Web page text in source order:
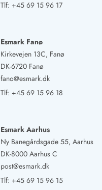
Tlf: +45 69 15 96 17
Esmark Fanø
Kirkevejen 13C, Fanø
DK-6720 Fanø
fano@esmark.dk
Tlf: +45 69 15 96 18
Esmark Aarhus
Ny Banegårdsgade 55, Aarhus
DK-8000 Aarhus C
post@esmark.dk
Tlf: +45 69 15 96 15